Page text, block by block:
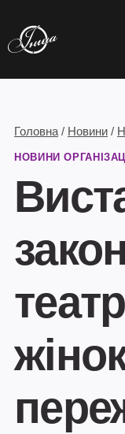
вмісту
Головна / Новини /
НОВИНИ